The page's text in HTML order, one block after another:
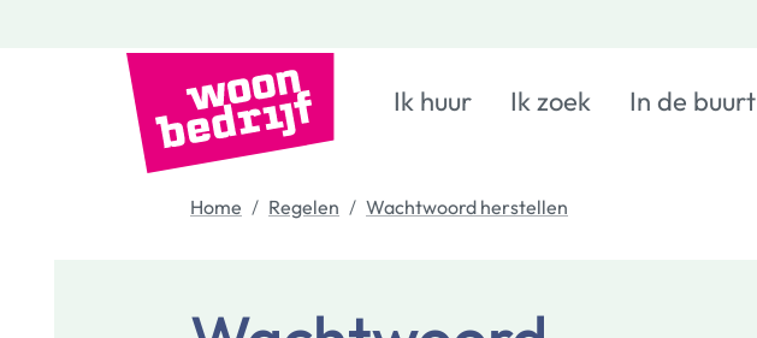
Ik huur Ik zoek In de buurt
Home Regelen Wachtwoord herstellen